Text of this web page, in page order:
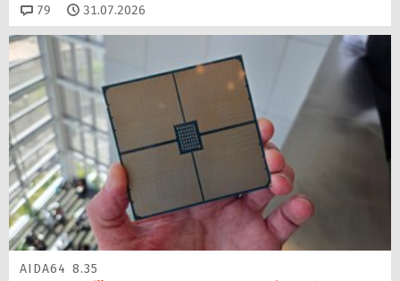
79 Kommentare
31.07.2026
AIDA64 8.35